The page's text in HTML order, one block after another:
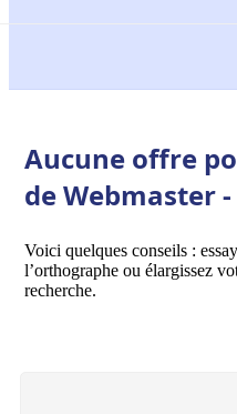
Aucune offre
de Webmaster
Voici quelques conseils :
l’orthographe ou élargissez
recherche.